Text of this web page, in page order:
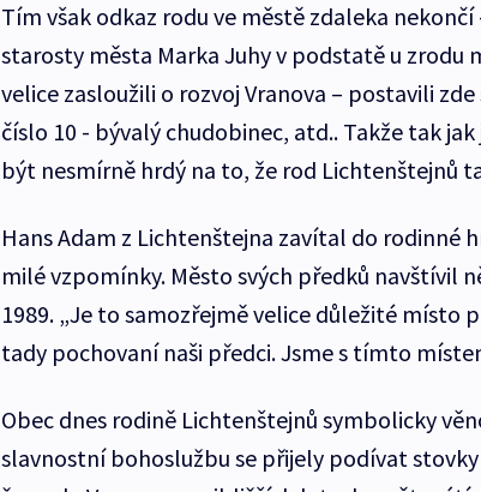
Tím však odkaz rodu ve městě zdaleka
starosty města Marka Juhy v podstatě u zrodu
velice zasloužili o rozvoj Vranova – postavili
číslo 10 - bývalý chudobinec, atd.. Takže tak
být nesmírně hrdý na to, že rod Lichtenštejnů
Hans Adam z Lichtenštejna zavítal do rodinné
milé vzpomínky. Město svých předků navštívil
1989. „Je to samozřejmě velice důležité místo
tady pochovaní naši předci. Jsme s tímto
Obec dnes rodině Lichtenštejnů symbolicky
slavnostní bohoslužbu se přijely podívat